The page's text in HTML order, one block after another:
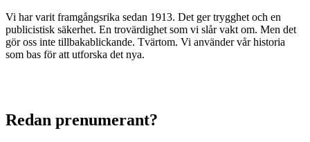
Vi har varit framgångsrika sedan 1913. Det ger trygghet och en
publicistisk säkerhet. En trovärdighet som vi slår vakt om. Men det
gör oss inte tillbakablickande. Tvärtom. Vi använder vår historia
som bas för att utforska det nya.
Redan prenumerant?